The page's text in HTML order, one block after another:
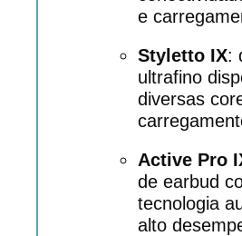
e
Styletto IX:
ultrafino
diversas
Active Pro
de earbud
tecnologia
alto